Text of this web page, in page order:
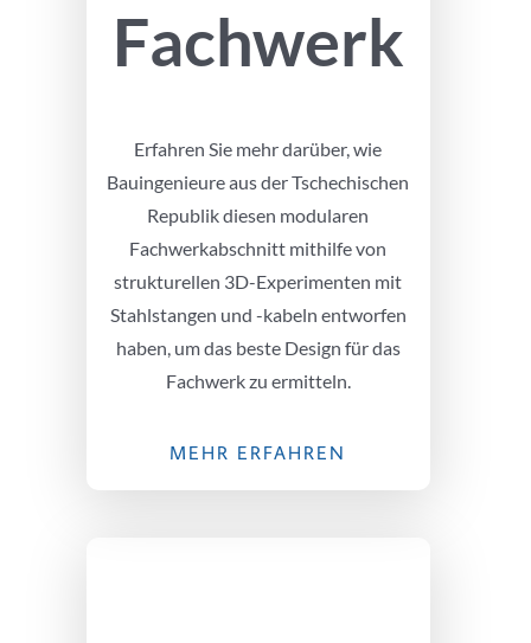
Fachwerk
Erfahren Sie mehr darüber, wie
Bauingenieure aus der Tschechischen
Republik diesen modularen
Fachwerkabschnitt mithilfe von
strukturellen 3D-Experimenten mit
Stahlstangen und -kabeln entworfen
haben, um das beste Design für das
Fachwerk zu ermitteln.
MEHR ERFAHREN